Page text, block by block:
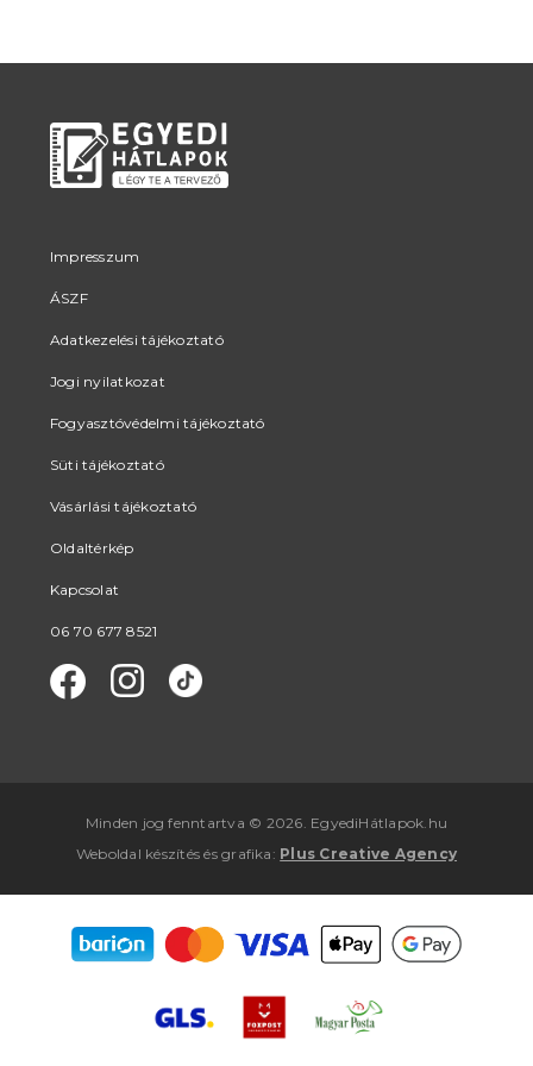
Impresszum
ÁSZF
Adatkezelési tájékoztató
Jogi nyilatkozat
Fogyasztóvédelmi tájékoztató
Süti tájékoztató
Vásárlási tájékoztató
Oldaltérkép
Kapcsolat
06 70 677 8521
Minden jog fenntartva © 2026. EgyediHátlapok.hu
Weboldal készítés ésgrafika : Plus Creative Agency